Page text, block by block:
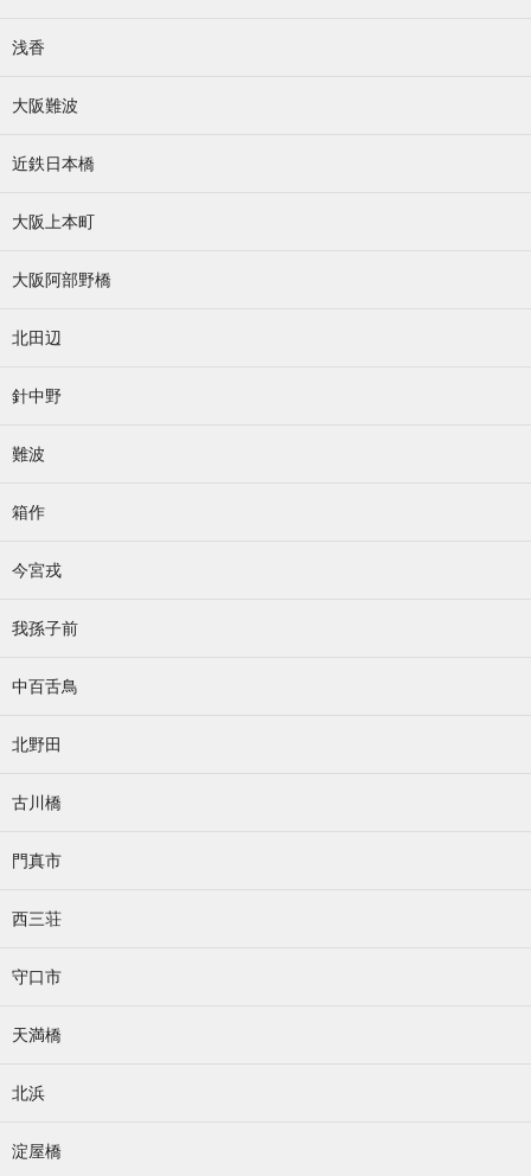
浅香
大阪難波
近鉄日本橋
大阪上本町
大阪阿部野橋
北田辺
針中野
難波
箱作
今宮戎
我孫子前
中百舌鳥
北野田
古川橋
門真市
西三荘
守口市
天満橋
北浜
淀屋橋